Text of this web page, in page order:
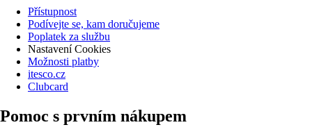
Přístupnost
Podívejte se, kam doručujeme
Poplatek za službu
Nastavení Cookies
Možnosti platby
itesco.cz
Clubcard
Pomoc s prvním nákupem